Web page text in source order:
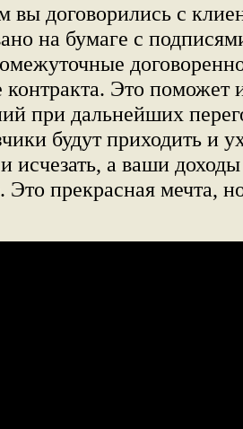
вы договорились с
на бумаге с
Это поможет
при дальнейших
будут приходить и
исчезать, а ваши
Это прекрасная мечта,